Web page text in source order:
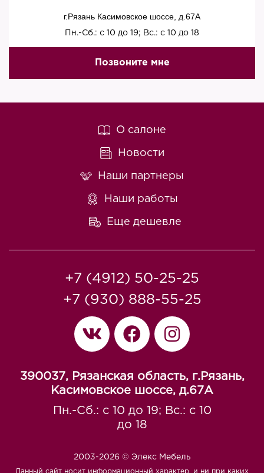
г.Рязань Касимовское шоссе, д.67A
Пн.-Сб.: с 10 до 19; Вс.: с 10 до 18
Позвоните мне
О салоне
Новости
Наши партнеры
Наши работы
Еще дешевле
+7 (4912) 50-25-25
+7 (930) 888-55-25
390037, Рязанская область, г.Рязань,
Касимовское шоссе, д.67A
Пн.-Сб.: с 10 до 19; Вс.: с 10
до 18
2003-2026 © Элекс Мебель
Данный сайт носит информационный характер, и ни при каких